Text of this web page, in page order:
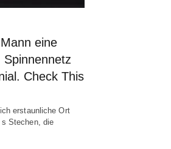
eine
Check This
erstaunliche Ort
Stechen, die